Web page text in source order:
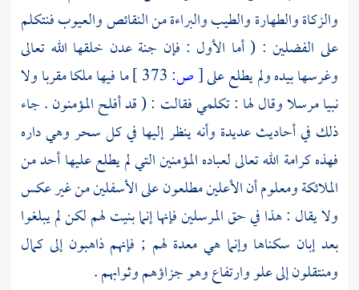
والزكاة والطهارة والطيب والبراءة من النقائص والعيوب فنتكلم
على الفضلين : ( أما الأول : فإن جنة عدن خلقها الله تعالى
وغرسها بيده ولم يطلع على[ص:
ما فيها ملكا مقربا ولا
نبيا مرسلا وقال لها : تكلمي فقالت : ( قد أفلح المؤمنون . جاء
ذلك في أحاديث عديدة وأنه ينظر إليها في كل سحر وهي داره
فهذه كرامة الله تعالى لعباده المؤمنين التي لم يطلع عليها أحد من
الملائكة ومعلوم أن الأعلين مطلعون على الأسفلين من غير عكس
ولا يقال : هذا في حق المرسلين فإنها إنما بنيت لهم لكن لم يبلغوا
بعد إبان سكناها وإنما هي معدة لهم ; فإنهم ذاهبون إلى كمال
ومنتقلون إلى علو وارتفاع وهو جزاؤهم وثوابهم .